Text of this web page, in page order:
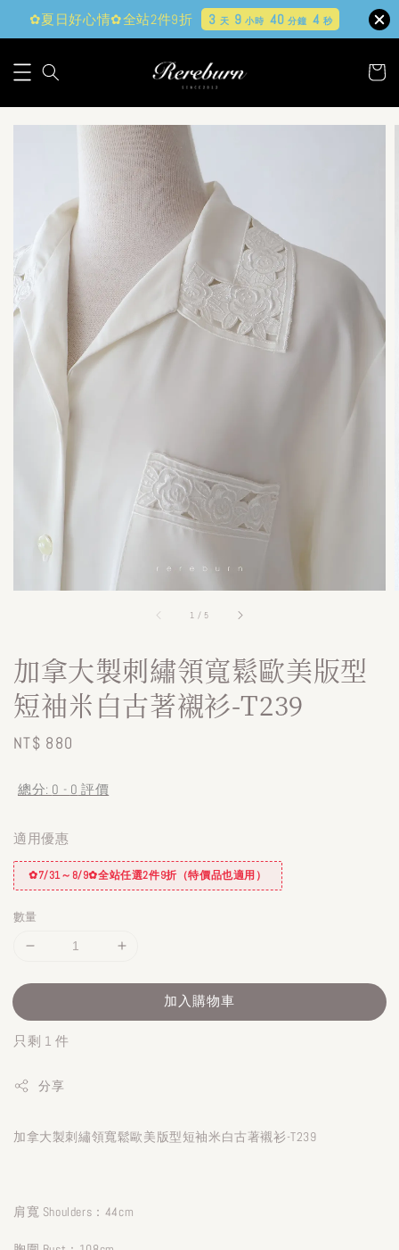
✿夏日好心情✿全站2件9折 3 天 9小時 40分鐘 3 秒
1 /5
加拿大製刺繡領寬鬆歐美版型
短袖米白古著襯衫-T239
Regular
NT$ 880
總分: 0 - 0 評價
適用優惠
✿7/31～8/9✿全站任選2件9折（特價品也適用）
數量
加入購物車
只剩 1 件
分享
加拿大製刺繡領寬鬆歐美版型短袖米白古著襯衫-T239
肩寬 Shoulders：44cm